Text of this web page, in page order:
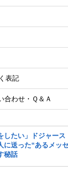
表記
合わせ・Ｑ＆Ａ
したい」ドジャー
に送った“あるメッ
秘話